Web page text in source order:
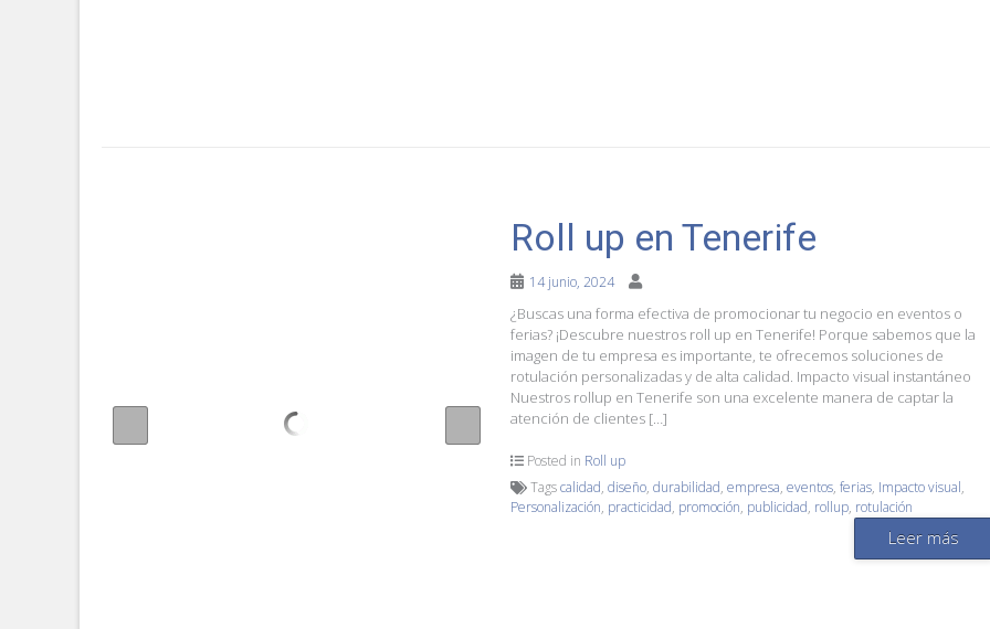
Roll up en Tenerife
14 junio, 2024
¿Buscas una forma efectiva de promocionar tu negocio en eventos o
ferias? ¡Descubre nuestros roll up en Tenerife! Porque sabemos que la
imagen de tu empresa es importante, te ofrecemos soluciones de
rotulación personalizadas y de alta calidad. Impacto visual instantáneo
Nuestros rollup en Tenerife son una excelente manera de captar la
atención de clientes […]
Posted in Roll up
Tagscalidad, diseño, durabilidad, empresa, eventos, ferias, Impacto visual,
Personalización, practicidad, promoción, publicidad, rollup, rotulación
Leer más